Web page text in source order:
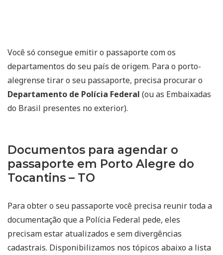
Você só consegue emitir o passaporte com os
departamentos do seu país de origem. Para o porto-
alegrense tirar o seu passaporte, precisa procurar o
Departamento de Polícia Federal (ou as Embaixadas
do Brasil presentes no exterior).
Documentos para agendar o
passaporte em Porto Alegre do
Tocantins – TO
Para obter o seu passaporte você precisa reunir toda a
documentação que a Polícia Federal pede, eles
precisam estar atualizados e sem divergências
cadastrais. Disponibilizamos nos tópicos abaixo a lista